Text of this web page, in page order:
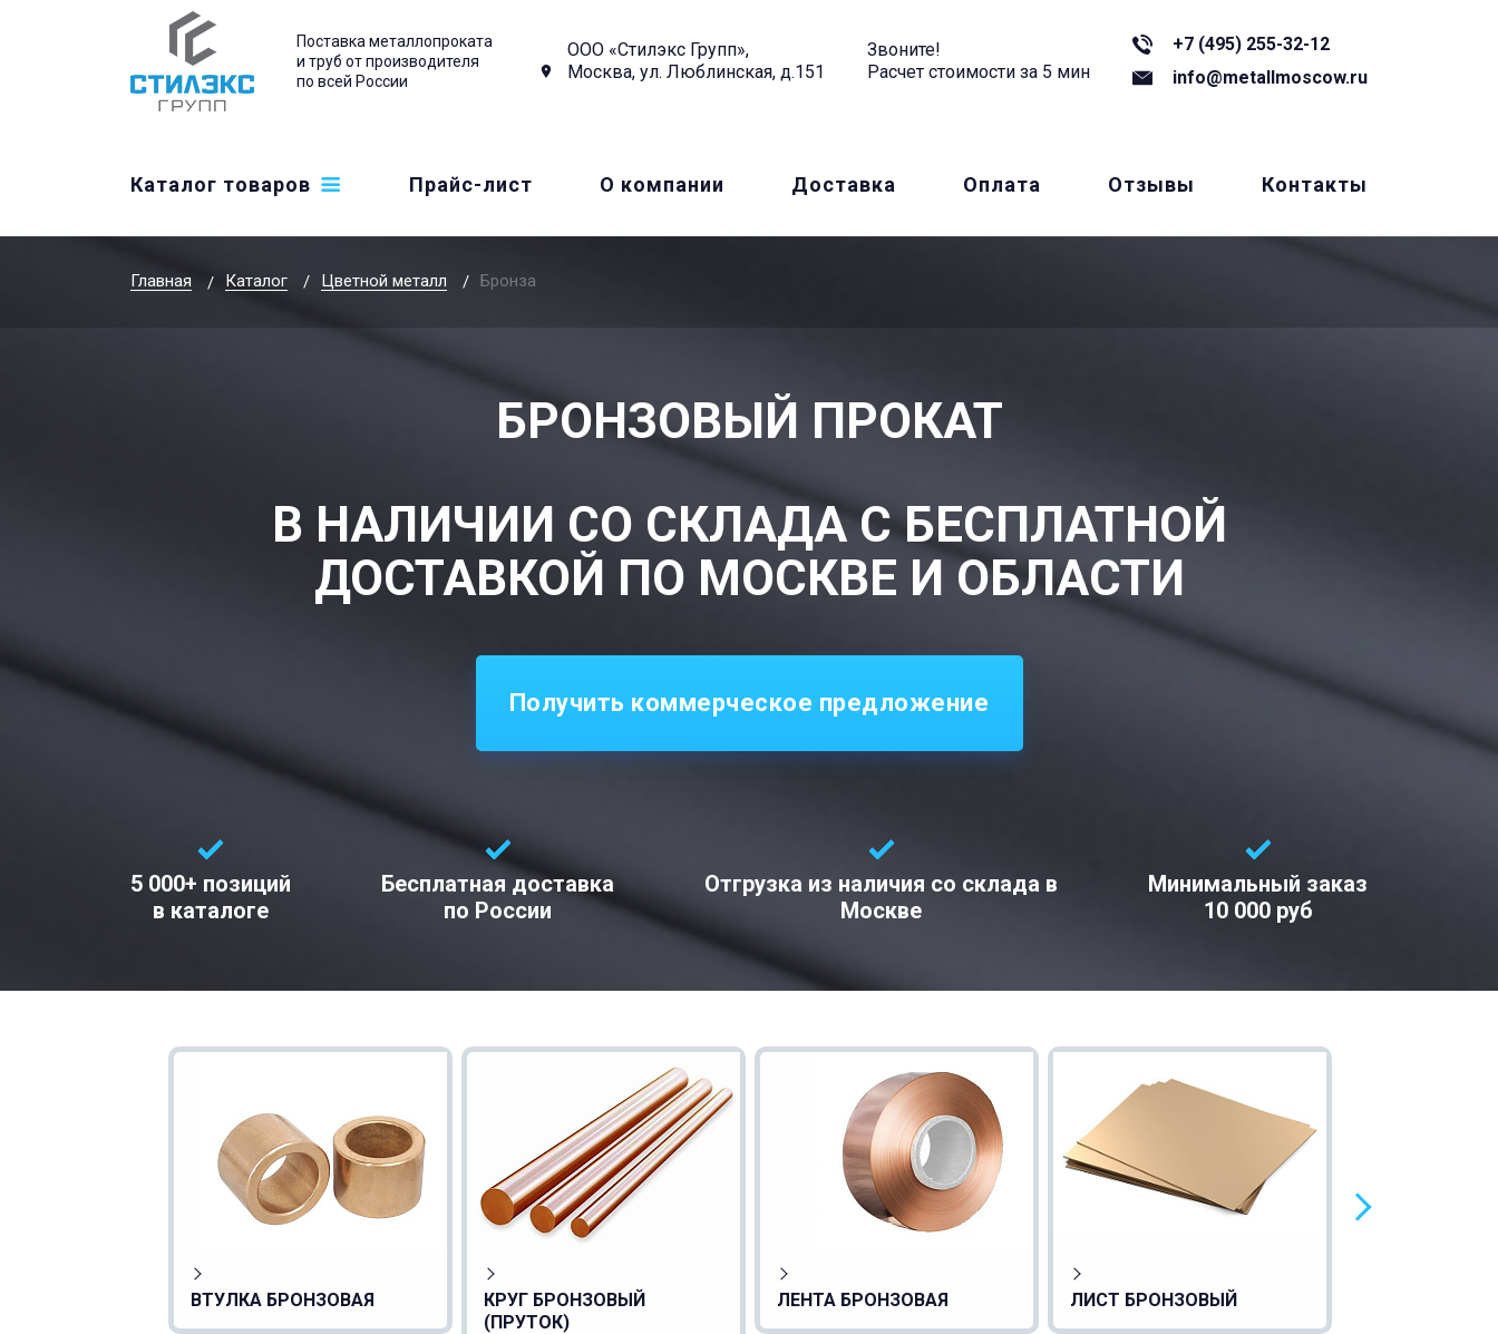
Поставка металлопроката
и труб от производителя
по всей России
ООО «Стилэкс Групп»,
Москва, ул. Люблинская, д.151
Звоните!
Расчет стоимости за 5 мин
+7 (495) 255-32-12
info@metallmoscow.ru
Каталог товаров Прайс-лист О компании Доставка Оплата Отзывы Контакты
Главная Каталог Цветной металл Бронза
БРОНЗОВЫЙ ПРОКАТ
В НАЛИЧИИ СО СКЛАДА С БЕСПЛАТНОЙ
ДОСТАВКОЙ ПО МОСКВЕ И ОБЛАСТИ
Получить коммерческое предложение
5 000+ позиций
в каталоге
Бесплатная доставка
по России
Отгрузка из наличия со склада в
Москве
Минимальный заказ
10 000 руб
ВТУЛКА БРОНЗОВАЯ
КРУГ БРОНЗОВЫЙ
(ПРУТОК)
ЛЕНТА БРОНЗОВАЯ ЛИСТ БРОНЗОВЫЙ